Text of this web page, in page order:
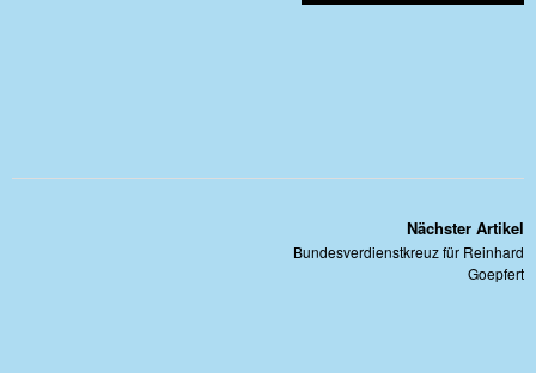
Nächster Artikel
Bundesverdienstkreuz für Reinhard
Goepfert